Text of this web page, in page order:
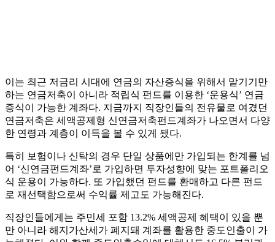
이는 최근 저금리 시대에 연금의 자산증식을 위해서 맡기기만
하는 연금저축이 아니라 적립식 펀드를 이용한 ‘운용식’ 연금
증식이 가능한 계좌다. 지금까지 직장인들의 전유물로 여겼던
연금저축은 세액공제형 신연금저축펀드계좌가 나오면서 다양
한 연령과 계층이 이득을 볼 수 있게 됐다.
특히 보험이나 신탁의 경우 단일 상품에만 가입되는 한계를 넘
어 ‘신연금펀드계좌’로 가입하면 투자성향에 맞는 포트폴리오
식 운용이 가능하다. 또 가입했던 펀드를 환매하고 다른 펀드
로 재선택함으로써 수익률 제고도 가능해진다.
직장인들에게는 주민세 포함 13.2% 세액공제 혜택이 있을 뿐
만 아니라 해지가산세가 폐지돼 계좌를 활용한 중도인출이 가